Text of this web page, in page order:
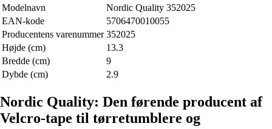
Modelnavn
Nordic Quality 352025
EAN-kode
5706470010055
Producentens varenummer 352025
Højde (cm)
13.3
Bredde (cm)
9
Dybde (cm)
2.9
Nordic Quality: Den førende producent af
Velcro-tape til tørretumblere og